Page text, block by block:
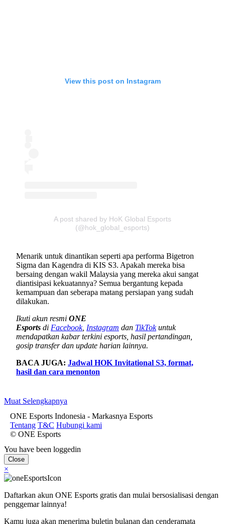
View this post on Instagram
A post shared by HoK Global Esports
(@hok_global_esports)
Menarik untuk dinantikan seperti apa performa Bigetron
Sigma dan Kagendra di KIS S3. Apakah mereka bisa
bersaing dengan wakil Malaysia yang mereka akui sangat
diantisipasi kekuatannya? Semua bergantung kepada
kemampuan dan seberapa matang persiapan yang sudah
dilakukan.
Ikuti akun resmi ONE
Esports di Facebook, Instagram dan TikTokuntuk
mendapatkan kabar terkini esports, hasil pertandingan,
gosip transfer dan update harian lainnya.
BACA JUGA: Jadwal HOK Invitational S3, format,
hasil dan cara menonton
Muat Selengkapnya
ONE Esports Indonesia - Markasnya Esports
Tentang T&C Hubungi kami
© ONE Esports
You have been loggedin
Close
×
Daftarkan akun ONE Esports gratis dan mulai bersosialisasi dengan
penggemar lainnya!
Kamu juga akan menerima buletin bulanan dan cenderamata